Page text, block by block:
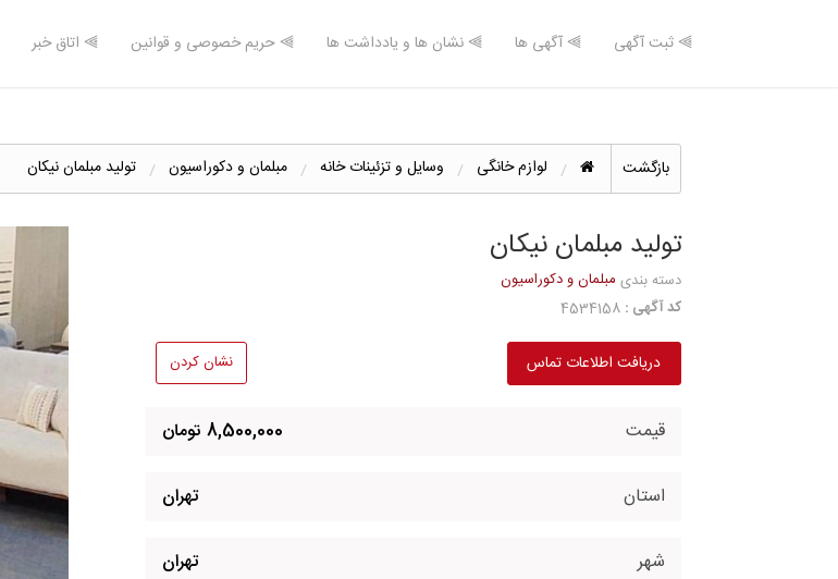
⫸ ثبت آگهی ⫸ آگهی ها ⫸ نشان ها و یادداشت ها ⫸ حریم خصوصی و قوانین ⫸ اتاق خبر
بازگشت لوازم خانگی وسایل و تزئینات خانه مبلمان و دکوراسیون تولید مبلمان نیکان
تولید مبلمان نیکان
دسته بندی مبلمان و دکوراسیون
کد آگهی : 4534158
دریافت اطلاعات تماس نشان کردن
قیمت 8,500,000 تومان
استان تهران
شهر تهران